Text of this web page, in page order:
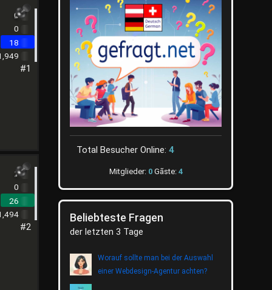
0
0
18
#1
1
0
26
#2
Total Besucher Online: 4
Mitglieder: 0Gãste: 4
Beliebteste Fragen
der letzten 3 Tage
Worauf sollte man bei der Auswahl
einer Webdesign-Agentur achten?